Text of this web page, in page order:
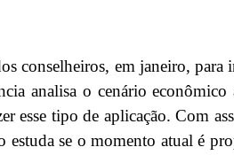
conselheiros, em janeiro, para
analisa o cenário econômico
esse tipo de aplicação. Com
se o momento atual é